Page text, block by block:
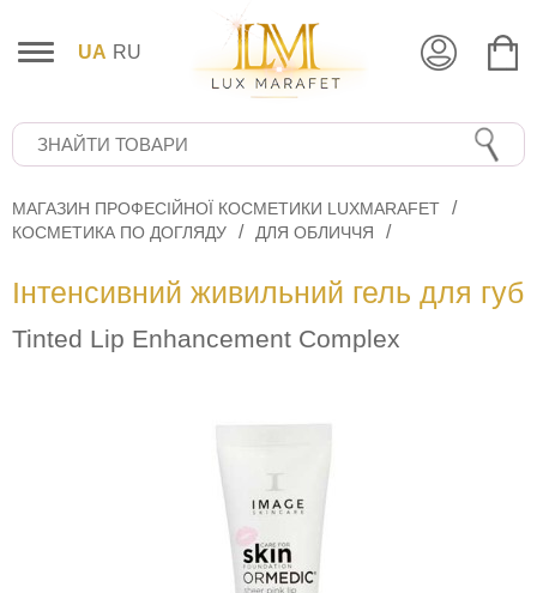
UA RU
МАГАЗИН ПРОФЕСІЙНОЇ КОСМЕТИКИ LUXMARAFET
КОСМЕТИКА ПО ДОГЛЯДУ
ДЛЯ ОБЛИЧЧЯ
Інтенсивний живильний гель для губ
Tinted Lip Enhancement Complex